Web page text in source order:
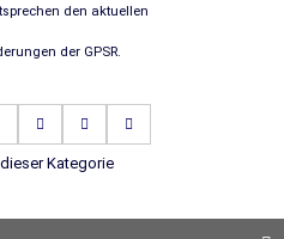
den aktuellen
der GPSR.
Kategorie